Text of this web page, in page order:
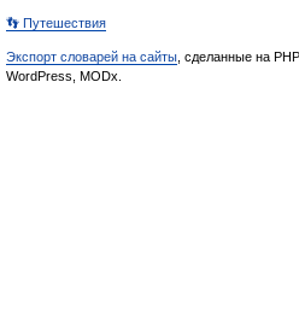
👣 Путешествия
Экспорт словарей на сайты , сделанные на PHP,
WordPress, MODx.